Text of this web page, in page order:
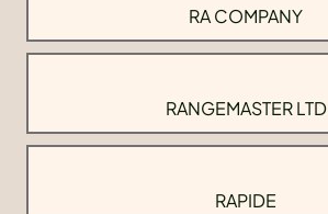
RA COMPANY
RANGEMASTER LTD
RAPIDE